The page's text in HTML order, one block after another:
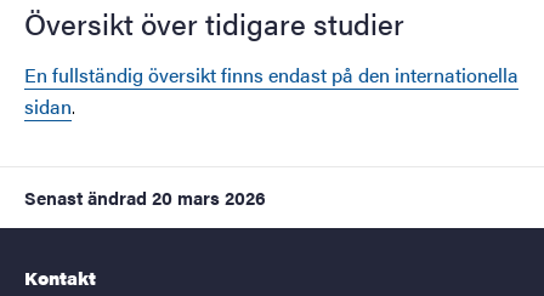
Översikt över tidigare studier
En fullständig översikt finns endast på den internationella
sidan.
Senast ändrad 20 mars 2026
Kontakt